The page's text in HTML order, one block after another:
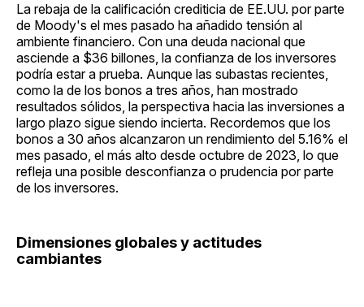
La rebaja de la calificación crediticia de EE.UU. por parte
de Moody's el mes pasado ha añadido tensión al
ambiente financiero. Con una deuda nacional que
asciende a $36 billones, la confianza de los inversores
podría estar a prueba. Aunque las subastas recientes,
como la de los bonos a tres años, han mostrado
resultados sólidos, la perspectiva hacia las inversiones a
largo plazo sigue siendo incierta. Recordemos que los
bonos a 30 años alcanzaron un rendimiento del 5.16% el
mes pasado, el más alto desde octubre de 2023, lo que
refleja una posible desconfianza o prudencia por parte
de los inversores.
Dimensiones globales y actitudes
cambiantes